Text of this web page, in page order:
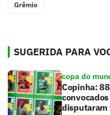
Grêmio
SUGERIDA PARA
copa do
Copinha:
disputaram